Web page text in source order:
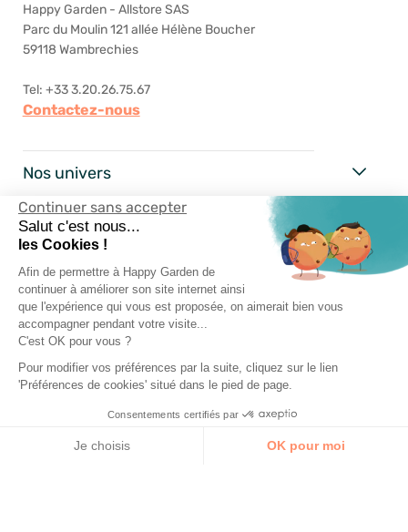
Continuer sans accepter
Salut c'est nous...
les Cookies !
Afin de permettre à Happy Garden de
continuer à améliorer son site internet ainsi
que l'expérience qui vous est proposée, on aimerait bien vous
accompagner pendant votre visite...
C'est OK pour vous ?
Pour modifier vos préférences par la suite, cliquez sur le lien
'Préférences de cookies' situé dans le pied de page.
Consentements certifiés par
Je choisis OK pour moi
Happy Garden - Allstore SAS
Parc du Moulin 121 allée Hélène Boucher
59118 Wambrechies
Tel: +33 3.20.26.75.67
Contactez-nous
Nos univers
Happy Garden
Nos services
Suivez-nous